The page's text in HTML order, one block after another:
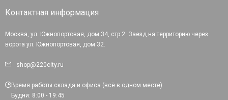
Контактная информация
Москва, ул. Южнопортовая, дом 34, стр.2. Заезд на территорию через
ворота ул. Южнопортовая, дом 32.
shop@220city.ru
Время работы склада и офиса (всё в одном месте):
Будни: 8:00 - 19:45